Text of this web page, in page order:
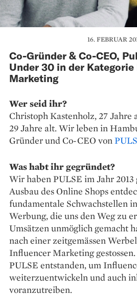
16. FEBRUAR
Co-Gründer & Co-CEO,
Under 30 in der Kategorie
Marketing
Wer seid ihr?
Christoph Kastenholz, 27 Jahre
29 Jahre alt. Wir leben in
Gründer und Co-CEO von
Was habt ihr gegründet?
Wir haben PULSE im Jahr
Ausbau des Online Shops
fundamentale Schwachstellen
Werbung, die uns den Weg zu
Umsätzen unmöglich gemacht
nach einer zeitgemässen
Influencer Marketing
PULSE entstanden, um
weiterzuentwickeln und auch
voranzutreiben.